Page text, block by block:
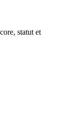
statut et